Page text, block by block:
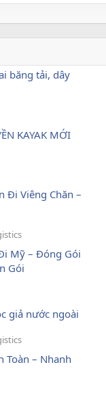
băng tải, dây
KAYAK MỚI
Đi Viêng Chăn –
Mỹ – Đóng Gói
Gói
giả nước ngoài
Toàn – Nhanh